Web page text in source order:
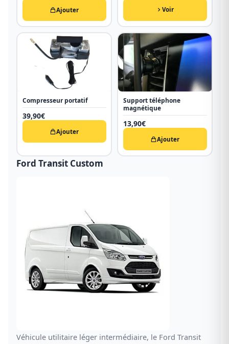
Ajouter Voir
Compresseur portatif
39,90€
Ajouter
Support téléphone
magnétique
13,90€
Ajouter
Ford Transit Custom
Véhicule utilitaire léger intermédiaire, le Ford Transit